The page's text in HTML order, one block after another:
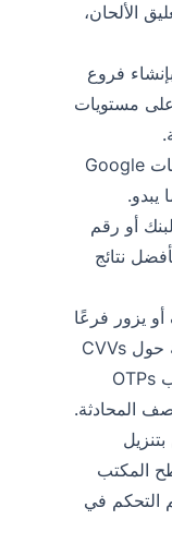
الألحان،
فروع
مستويات
ثم يقومون بإدراج أنفسهم في خدمات Google
يبدو.
أو رقم
نتائج
يزور فرعًا
اطرح أسئلة حول CVVs
(قيمة التحقق من البطاقة) أو اطلب OTPs
المحادثة.
المكتب
التحكم في